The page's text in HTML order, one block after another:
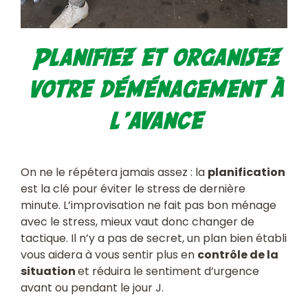
Planifiez et organisez
votre déménagement à
l'avance
On ne le répétera jamais assez : la planification
est la clé pour éviter le stress de dernière
minute. L’improvisation ne fait pas bon ménage
avec le stress, mieux vaut donc changer de
tactique. Il n’y a pas de secret, un plan bien établi
vous aidera à vous sentir plus en contrôle de la
situationet réduira le sentiment d’urgence
avant ou pendant le jour J.